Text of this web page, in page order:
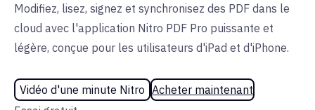
Modifiez, lisez, signez et synchronisez des PDF dans le
cloud avec l'application Nitro PDF Pro puissante et
légère, conçue pour les utilisateurs d'iPad et d'iPhone.
Vidéo d'une minute Nitro Acheter maintenant